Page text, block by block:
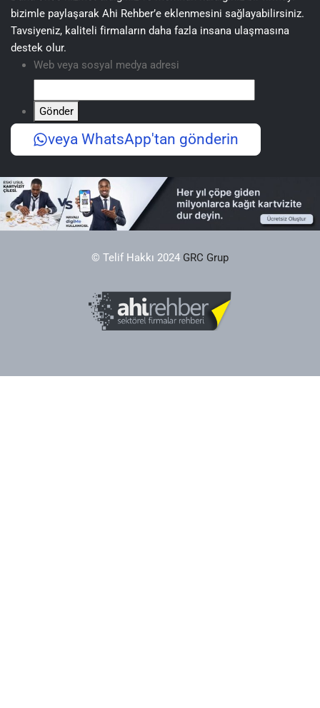
bizimle paylaşarak Ahi Rehber’e eklenmesini sağlayabilirsiniz.
Tavsiyeniz, kaliteli firmaların daha fazla insana ulaşmasına
destek olur.
Web veya sosyal medya adresi
Gönder
veya WhatsApp'tan gönderin
© Telif Hakkı 2024 GRC Grup